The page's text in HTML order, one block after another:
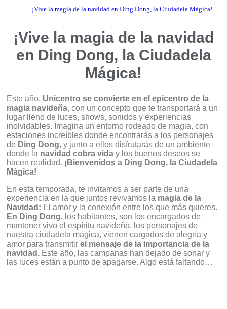
¡Vive la magia de la navidad en Ding Dong, la Ciudadela Mágica!
¡Vive la magia de la navidad
en Ding Dong, la Ciudadela
Mágica!
Este año, Unicentro se convierte en el epicentro de la
magia navideña, con un concepto que te transportará a un
lugar lleno de luces, shows, sonidos y experiencias
inolvidables. Imagina un entorno rodeado de magia, con
estaciones increíbles donde encontrarás a los personajes
de Ding Dong, y junto a ellos disfrutarás de un ambiente
donde la navidad cobra vida y los buenos deseos se
hacen realidad. ¡Bienvenidos a Ding Dong, la Ciudadela
Mágica!
En esta temporada, te invitamos a ser parte de una
experiencia en la que juntos revivamos la magia de la
Navidad: El amor y la conexión entre los que más quieres.
En Ding Dong, los habitantes, son los encargados de
mantener vivo el espíritu navideño, los personajes de
nuestra ciudadela mágica, vienen cargados de alegría y
amor para transmitir el mensaje de la importancia de la
navidad . Este año, las campanas han dejado de sonar y
las luces están a punto de apagarse. Algo está faltando…